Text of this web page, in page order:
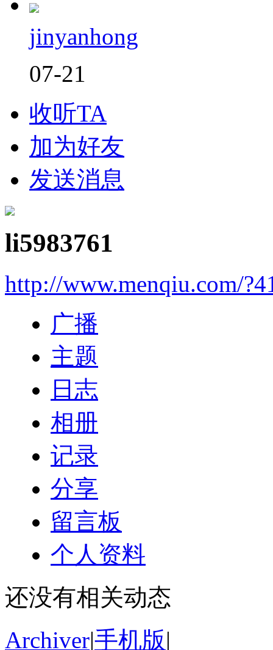
jinyanhong
07-21
收听TA
加为好友
发送消息
li5983761
http://www.menqiu.com/
广播
主题
日志
相册
记录
分享
留言板
个人资料
还没有相关动态
Archiver|手机版|